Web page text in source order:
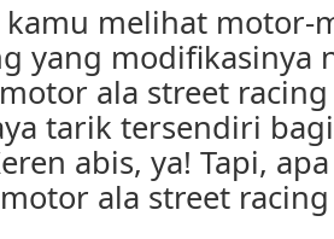
kamu melihat motor-
yang modifikasinya
ala street
tarik tersendiri
abis, ya! Tapi,
ala street